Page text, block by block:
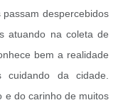
despercebidos
atuando na coleta de
bem a realidade
da cidade.
e do carinho de muitos